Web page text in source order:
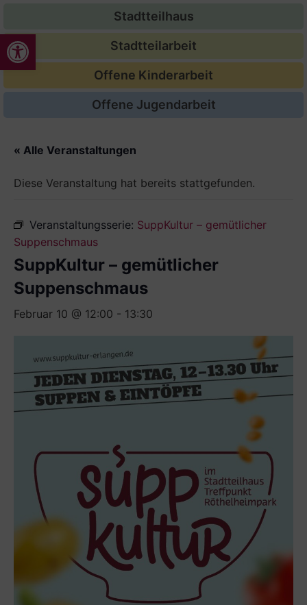
Werkzeugleiste öffnen
Stadtteilhaus
Stadtteilarbeit
Offene Kinderarbeit
Offene Jugendarbeit
« Alle Veranstaltungen
Diese Veranstaltung hat bereits stattgefunden.
Veranstaltungsserie: SuppKultur – gemütlicher
Suppenschmaus
SuppKultur – gemütlicher
Suppenschmaus
Februar 10 @ 12:00 - 13:30